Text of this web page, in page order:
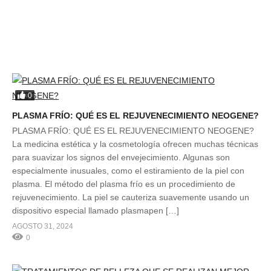
0
PLASMA FRÍO: QUÉ ES EL REJUVENECIMIENTO NEOGENE?
PLASMA FRÍO: QUÉ ES EL REJUVENECIMIENTO NEOGENE?
La medicina estética y la cosmetología ofrecen muchas técnicas
para suavizar los signos del envejecimiento. Algunas son
especialmente inusuales, como el estiramiento de la piel con
plasma. El método del plasma frío es un procedimiento de
rejuvenecimiento. La piel se cauteriza suavemente usando un
dispositivo especial llamado plasmapen […]
AGOSTO 31, 2024
0